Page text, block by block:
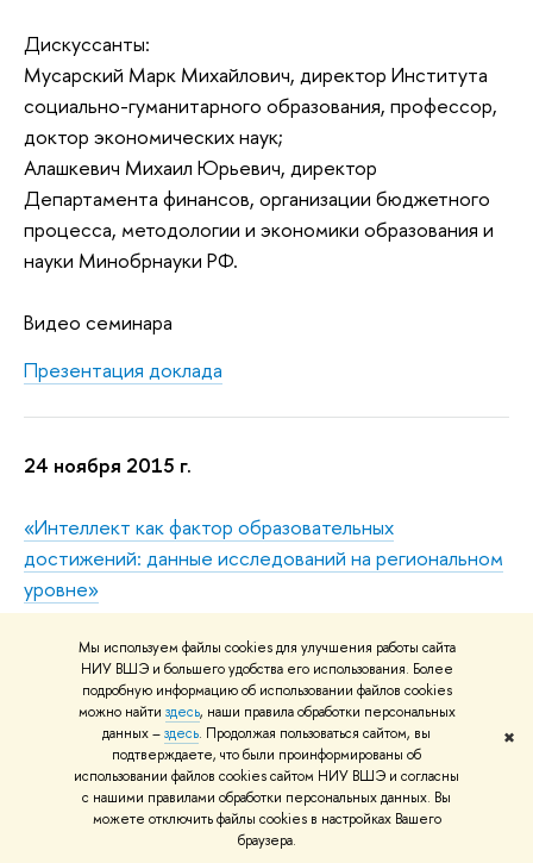
Мы используем файлы cookies для улучшения работы сайта
НИУ ВШЭ и большего удобства его использования. Более
подробную информацию об использовании файлов cookies
можно найти здесь, наши правила обработки персональных
данных –здесь. Продолжая пользоваться сайтом, вы
подтверждаете, что были проинформированы об
использовании файлов cookies сайтом НИУ ВШЭ и согласны
с нашими правилами обработки персональных данных. Вы
можете отключить файлы cookies в настройках Вашего
браузера.
✖
Дискуссанты:
Мусарский Марк Михайлович, директор Института
социально-гуманитарного образования, профессор,
доктор экономических наук;
Алашкевич Михаил Юрьевич, директор
Департамента финансов, организации бюджетного
процесса, методологии и экономики образования и
науки Минобрнауки РФ.
Видео семинара
Презентация доклада
24 ноября 2015 г.
«Интеллект как фактор образовательных
достижений: данные исследований на региональном
уровне»
Выступил:
Григорьев Андрей Александрович,доктор
философских наук, главный научный сотрудник
лаборатории психологии и психофизиологии
творчества Института психологии РАН.